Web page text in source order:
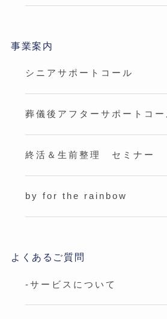
事業案内
シニアサポートコール
葬儀後アフターサポートコー
終活＆生前整理 セミナー
by for the rainbow
よくあるご質問
-サービスについて